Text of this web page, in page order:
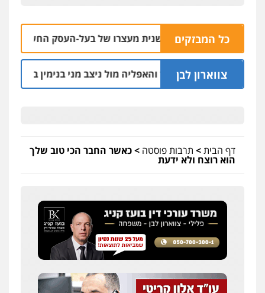
כל המבזקים
הוארך שנית מעצרו של בעל-העסק החשוד בקשירת
צווארון לבן
הקצין הבכיר והאפליה מול ניצב מני בנימין בתיק נצרת וארגון
דף הבית> תרבות פוסטה >כאשר החבר הכי טוב שלך
הוא רוצח ולא ידעת